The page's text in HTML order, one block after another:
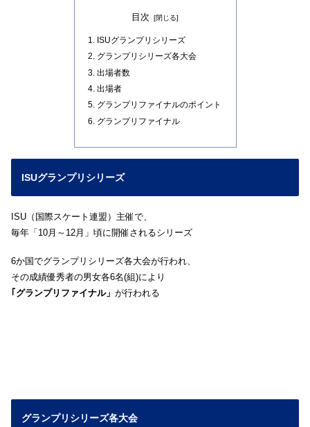
目次
ISUグランプリシリーズ
グランプリシリーズ各大会
出場者数
出場者
グランプリファイナルのポイント
グランプリファイナル
ISUグランプリシリーズ
ISU（国際スケート連盟）主催で、
毎年「10月～12月」頃に開催されるシリーズ
6か国でグランプリシリーズ各大会が行われ、
その成績優秀者の男女各6名(組)により
｢グランプリファイナル」 が行われる
グランプリシリーズ各大会